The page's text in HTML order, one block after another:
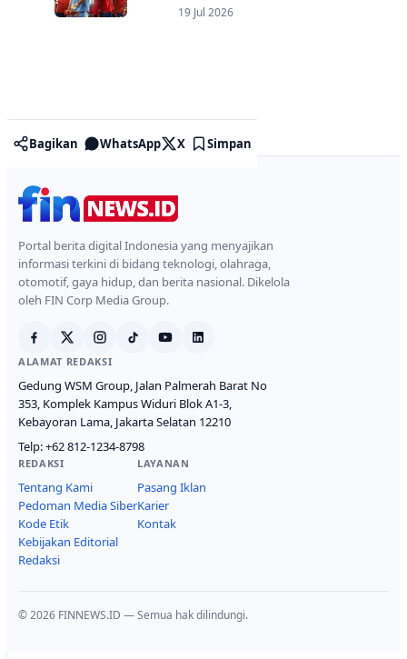
19 Jul 2026
Bagikan WhatsApp X Simpan
Portal berita digital Indonesia yang menyajikan
informasi terkini di bidang teknologi, olahraga,
otomotif, gaya hidup, dan berita nasional. Dikelola
oleh FIN Corp Media Group.
ALAMAT REDAKSI
Gedung WSM Group, Jalan Palmerah Barat No
353, Komplek Kampus Widuri Blok A1-3,
Kebayoran Lama, Jakarta Selatan 12210
Telp:+62 812-1234-8798
REDAKSI
Tentang Kami
Pedoman Media Siber
Kode Etik
Kebijakan Editorial
Redaksi
LAYANAN
Pasang Iklan
Karier
Kontak
© 2026 FINNEWS.ID — Semua hak dilindungi.